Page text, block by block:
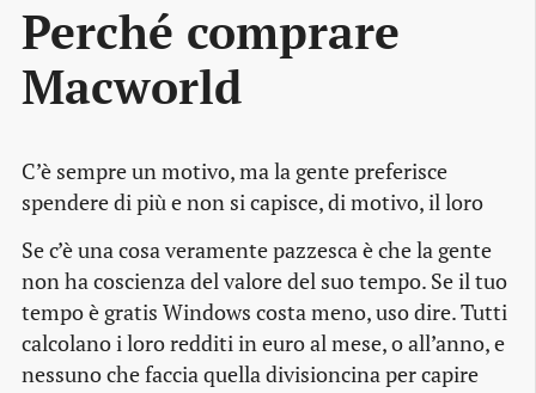
Perché comprare
Macworld
C’è sempre un motivo, ma la gente preferisce
spendere di più e non si capisce, di motivo, il loro
Se c’è una cosa veramente pazzesca è che la gente
non ha coscienza del valore del suo tempo. Se il tuo
tempo è gratis Windows costa meno, uso dire. Tutti
calcolano i loro redditi in euro al mese, o all’anno, e
nessuno che faccia quella divisioncina per capire